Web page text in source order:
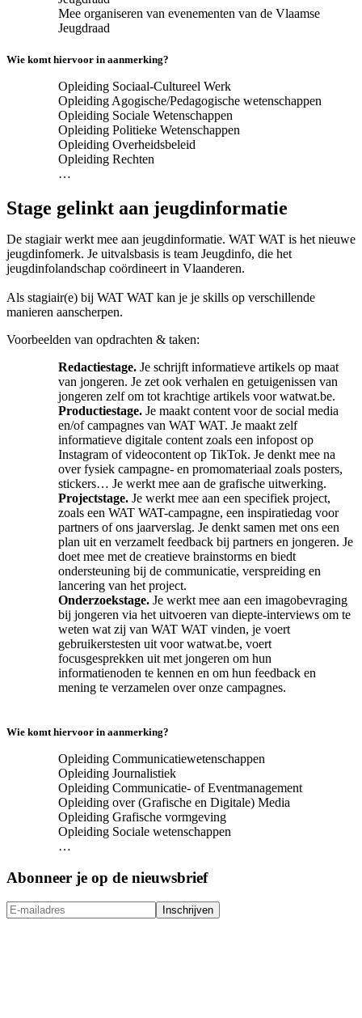
Mee organiseren van evenementen van de Vlaamse
Jeugdraad
Wie komt hiervoor in aanmerking?
Opleiding Sociaal-Cultureel Werk
Opleiding Agogische/Pedagogische wetenschappen
Opleiding Sociale Wetenschappen
Opleiding Politieke Wetenschappen
Opleiding Overheidsbeleid
Opleiding Rechten
…
Stage gelinkt aan jeugdinformatie
De stagiair werkt mee aan jeugdinformatie. WAT WAT is het nieuwe
jeugdinfomerk. Je uitvalsbasis is team Jeugdinfo, die het
jeugdinfolandschap coördineert in Vlaanderen.
Als stagiair(e) bij WAT WAT kan je je skills op verschillende
manieren aanscherpen.
Voorbeelden van opdrachten & taken:
Redactiestage. Je schrijft informatieve artikels op maat
van jongeren. Je zet ook verhalen en getuigenissen van
jongeren zelf om tot krachtige artikels voor watwat.be.
Productiestage. Je maakt content voor de social media
en/of campagnes van WAT WAT. Je maakt zelf
informatieve digitale content zoals een infopost op
Instagram of videocontent op TikTok. Je denkt mee na
over fysiek campagne- en promomateriaal zoals posters,
stickers… Je werkt mee aan de grafische uitwerking.
Projectstage. Je werkt mee aan een specifiek project,
zoals een WAT WAT-campagne, een inspiratiedag voor
partners of ons jaarverslag. Je denkt samen met ons een
plan uit en verzamelt feedback bij partners en jongeren. Je
doet mee met de creatieve brainstorms en biedt
ondersteuning bij de communicatie, verspreiding en
lancering van het project.
Onderzoekstage. Je werkt mee aan een imagobevraging
bij jongeren via het uitvoeren van diepte-interviews om te
weten wat zij van WAT WAT vinden, je voert
gebruikerstesten uit voor watwat.be, voert
focusgesprekken uit met jongeren om hun
informatienoden te kennen en om hun feedback en
mening te verzamelen over onze campagnes.
Wie komt hiervoor in aanmerking?
Opleiding Communicatiewetenschappen
Opleiding Journalistiek
Opleiding Communicatie- of Eventmanagement
Opleiding over (Grafische en Digitale) Media
Opleiding Grafische vormgeving
Opleiding Sociale wetenschappen
…
Abonneer je op de nieuwsbrief
Inschrijven